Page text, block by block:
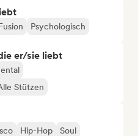
Psychologisch
er/sie liebt
Stützen
Hip-Hop Soul